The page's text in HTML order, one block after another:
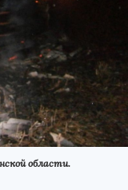
области.